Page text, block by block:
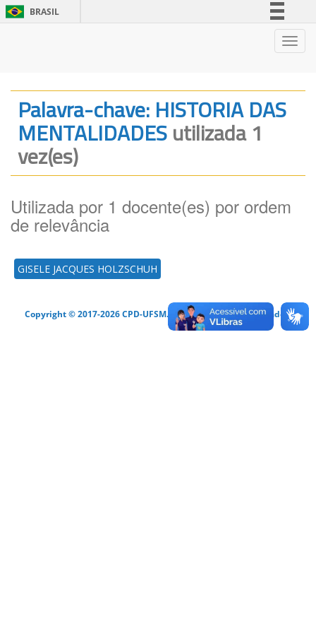
BRASIL
Legislação
Canais
Palavra-chave: HISTORIA DAS
MENTALIDADESutilizada 1
vez(es)
Utilizada por 1 docente(es) por ordem
de relevância
GISELE JACQUES HOLZSCHUH
Copyright © 2017-2026 CPD-UFSM. Todos os direitos reservados.